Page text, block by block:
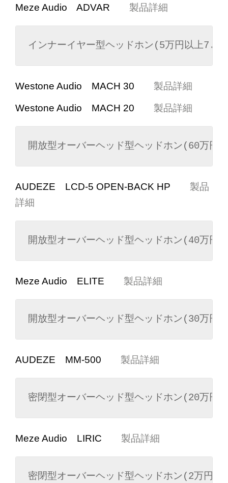
Meze Audio ADVAR 製品詳細
インナーイヤー型ヘッドホン(5万円以上7.5
Westone Audio MACH 30 製品詳細
Westone Audio MACH 20 製品詳細
開放型オーバーヘッド型ヘッドホン(60万円
AUDEZE LCD-5 OPEN-BACK HP 製品
詳細
開放型オーバーヘッド型ヘッドホン(40万円
Meze Audio ELITE 製品詳細
開放型オーバーヘッド型ヘッドホン(30万円
AUDEZE MM-500 製品詳細
密閉型オーバーヘッド型ヘッドホン(20万円
Meze Audio LIRIC 製品詳細
密閉型オーバーヘッド型ヘッドホン(2万円以